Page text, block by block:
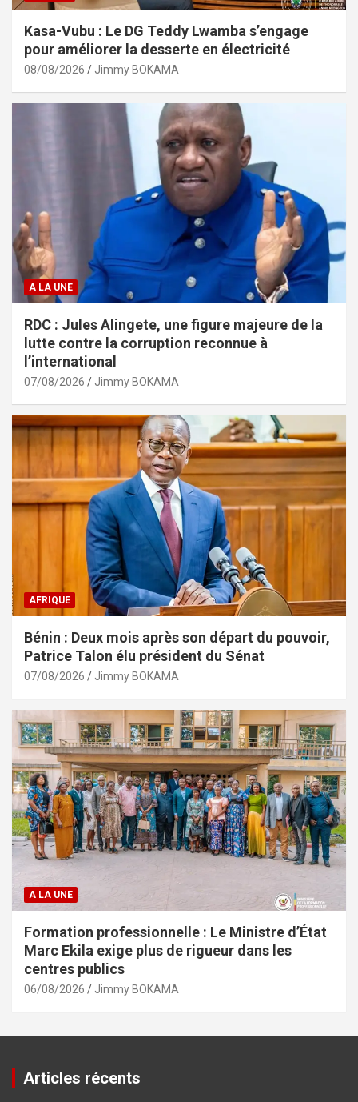
Kasa-Vubu : Le DG Teddy Lwamba s’engage
pour améliorer la desserte en électricité
08/08/2026 Jimmy BOKAMA
A LA UNE
RDC : Jules Alingete, une figure majeure de la
lutte contre la corruption reconnue à
l’international
07/08/2026 Jimmy BOKAMA
AFRIQUE
Bénin : Deux mois après son départ du pouvoir,
Patrice Talon élu président du Sénat
07/08/2026 Jimmy BOKAMA
A LA UNE
Formation professionnelle : Le Ministre d’État
Marc Ekila exige plus de rigueur dans les
centres publics
06/08/2026 Jimmy BOKAMA
Articles récents